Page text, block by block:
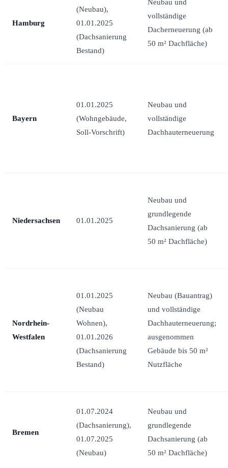
Hamburg
(Neubau),
01.01.2025
(Dachsanierung
Bestand)
Neubau und
vollständige
Dacherneuerung (ab
50 m² Dachfläche)
Bayern
01.01.2025
(Wohngebäude,
Soll-Vorschrift)
Neubau und
vollständige
Dachhauterneuerung
Niedersachsen 01.01.2025
Neubau und
grundlegende
Dachsanierung (ab
50 m² Dachfläche)
Nordrhein-
Westfalen
01.01.2025
(Neubau
Wohnen),
01.01.2026
(Dachsanierung
Bestand)
Neubau (Bauantrag)
und vollständige
Dachhauterneuerung;
ausgenommen
Gebäude bis 50 m²
Nutzfläche
Bremen
01.07.2024
(Dachsanierung),
01.07.2025
(Neubau)
Neubau und
grundlegende
Dachsanierung (ab
50 m² Dachfläche)